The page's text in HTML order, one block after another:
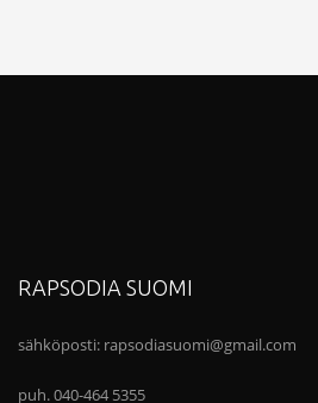
RAPSODIA SUOMI
sähköposti: rapsodiasuomi@gmail.com
puh. 040-464 5355